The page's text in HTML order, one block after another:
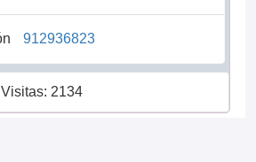
912936823
Visitas: 2134